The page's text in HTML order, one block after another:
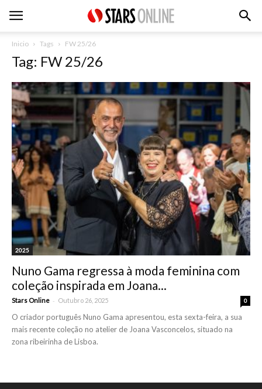
Inicio Tags FW 25/26
Tag: FW 25/26
2025
Nuno Gama regressa à moda feminina com
coleção inspirada em Joana...
Stars Online - Outubro 26, 2025 0
O criador português Nuno Gama apresentou, esta sexta-feira, a sua
mais recente coleção no atelier de Joana Vasconcelos, situado na
zona ribeirinha de Lisboa.